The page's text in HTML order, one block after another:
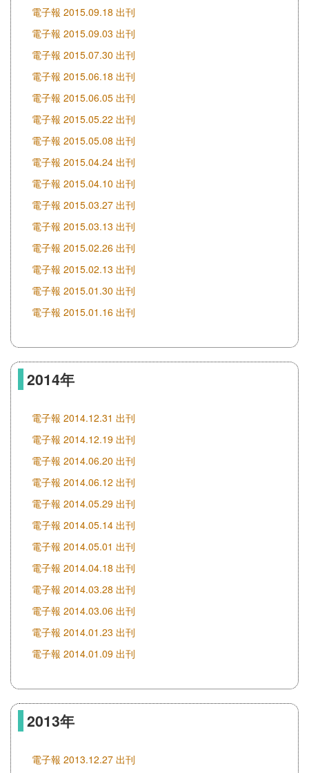
電子報 2015.09.18 出刊
電子報 2015.09.03 出刊
電子報 2015.07.30 出刊
電子報 2015.06.18 出刊
電子報 2015.06.05 出刊
電子報 2015.05.22 出刊
電子報 2015.05.08 出刊
電子報 2015.04.24 出刊
電子報 2015.04.10 出刊
電子報 2015.03.27 出刊
電子報 2015.03.13 出刊
電子報 2015.02.26 出刊
電子報 2015.02.13 出刊
電子報 2015.01.30 出刊
電子報 2015.01.16 出刊
2014年
電子報 2014.12.31 出刊
電子報 2014.12.19 出刊
電子報 2014.06.20 出刊
電子報 2014.06.12 出刊
電子報 2014.05.29 出刊
電子報 2014.05.14 出刊
電子報 2014.05.01 出刊
電子報 2014.04.18 出刊
電子報 2014.03.28 出刊
電子報 2014.03.06 出刊
電子報 2014.01.23 出刊
電子報 2014.01.09 出刊
2013年
電子報 2013.12.27 出刊